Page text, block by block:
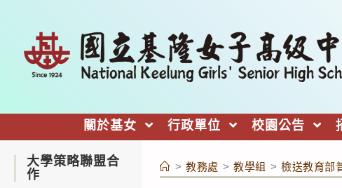
關於基女 行政單位 校園公告
> 教務處 > 教學組 > 檢送教育部
大學策略聯盟合
作